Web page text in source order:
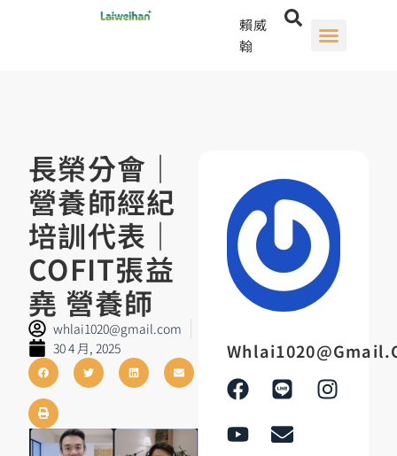
賴威
翰
長榮分會｜
營養師經紀
培訓代表｜
COFIT張益
堯 營養師
whlai1020@gmail.com
30 4 月, 2025